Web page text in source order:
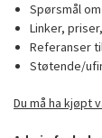
Spørsmål
Linker,
Referanser
Støtende/
Du må ha kjøpt